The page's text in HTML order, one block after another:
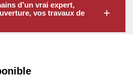
d’un vrai expert,
vos travaux de